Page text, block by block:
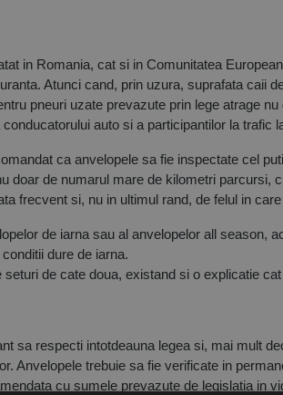
in Romania, cat si in Comunitatea
Atunci cand, prin uzura, suprafata caii
pneuri uzate prevazute prin lege atrage
auto si a participantilor la trafic
ca anvelopele sa fie inspectate cel
doar de numarul mare de kilometri
frecvent si, nu in ultimul rand, de felul in
de iarna sau al anvelopelor all season,
dure de iarna.
de cate doua, existand si o explicatie
sa respecti intotdeauna legea si, mai mult
Anvelopele trebuie sa fie verificate in
cu sumele prevazute de legislatia in